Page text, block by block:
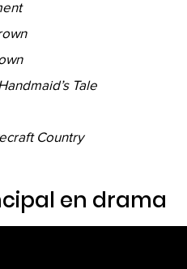
Tale
Country
en drama